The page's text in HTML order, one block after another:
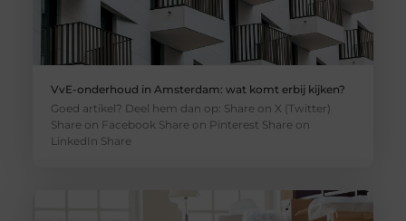
VvE-onderhoud in Amsterdam: wat komt erbij kijken?
Goed artikel? Deel hem dan op: Share on X (Twitter)
Share on Facebook Share on Pinterest Share on
LinkedIn Share